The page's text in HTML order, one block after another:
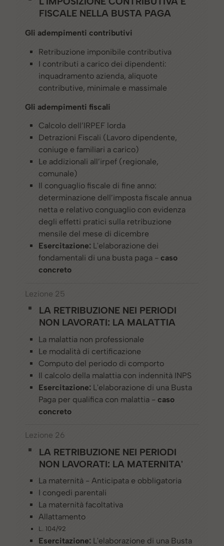
FISCALE NELLA BUSTA PAGA
Gli adempimenti contributivi
Retribuzione imponibile contributiva
I contributi a carico dei dipendenti:
inquadramento azienda, aliquote
contributive, minimale e massimale
Gli adempimenti fiscali
Calcolo dell’IRPEF lorda
Detrazioni Fiscali (Lavoro dipendente,
coniuge e familiari a carico)
Le addizionali all’irpef (regionale,
comunale)
Il conguaglio fiscale di fine anno:
determinazione dell’imposta fiscale annua
netta e relativo conguaglio con evidenza
degli effetti pratici sulla retribuzione
mensile del mese di dicembre
Esercitazione: L'elaborazione dei
fondamentali di una busta paga - caso
concreto
Lezione 25
LA RETRIBUZIONE NEI PERIODI
NON LAVORATI: LA MALATTIA
La malattia non professionale
Le modalità di certificazione
Computo del periodo di comporto
Il calcolo della malattia con indennità INPS
Esercitazione: L'elaborazione di una Busta
Paga per qualifica con malattia - caso
concreto
Lezione 26
LA RETRIBUZIONE NEI PERIODI
NON LAVORATI: LA MATERNITA'
La maternità - Anticipata e obbligatoria
I congedi parentali
La maternità facoltativa
Allattamento
L. 104/92
Esercitazione: L'elaborazione di una Busta